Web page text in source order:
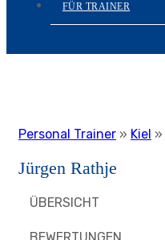
FÜR TRAINER
Personal Trainer » Kiel »
Jürgen Rathje
ÜBERSICHT